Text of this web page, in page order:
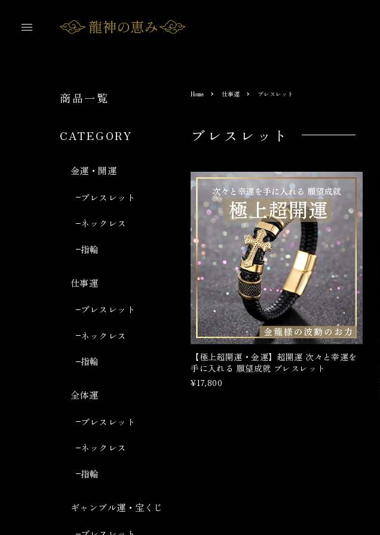
商品一覧
CATEGORY
金運・開運
ブレスレット
ネックレス
指輪
仕事運
ブレスレット
ネックレス
指輪
全体運
ブレスレット
ネックレス
指輪
ギャンブル運・宝くじ
Home 仕事運 ブレスレット
ブレスレット
【極上超開運・金運】超開運 次々と幸運を
手に入れる 願望成就 ブレスレット
¥17,800